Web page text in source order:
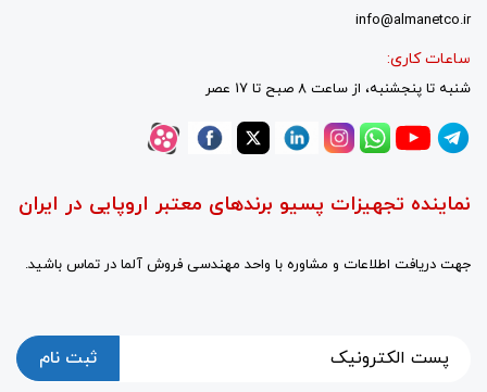
info@almanetco.ir
ساعات کاری:
شنبه تا پنجشنبه، از ساعت 8 صبح تا 17 عصر
نماینده تجهیزات پسیو برندهای معتبر اروپایی در ایران
جهت دریافت اطلاعات و مشاوره با واحد مهندسی فروش آلما در تماس باشید.
ثبت نام